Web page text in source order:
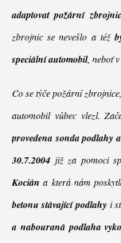
adaptovat požární
zbrojnic se nevešlo a též
speciální automobil, neboť
Co se týče požární
automobil vůbec vlezl.
provedena sonda podlahy
30.7.2004již za pomoci
Kocián a která nám
betonu stávající podlahy i
a nabouraná podlaha